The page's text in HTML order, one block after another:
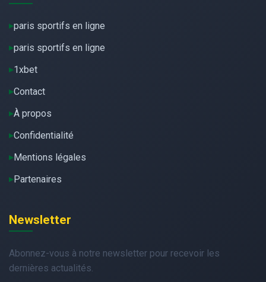
paris sportifs en ligne
paris sportifs en ligne
1xbet
Contact
À propos
Confidentialité
Mentions légales
Partenaires
Newsletter
Abonnez-vous à notre newsletter pour recevoir les
dernières actualités.